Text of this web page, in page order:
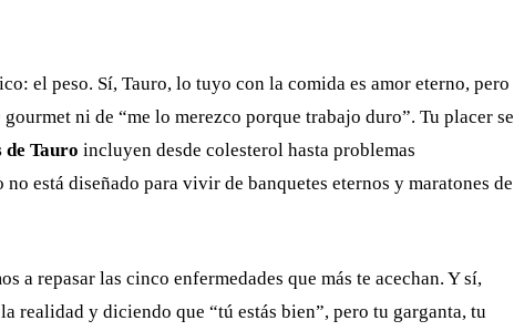
el peso. Sí, Tauro, lo tuyo con la comida es amor eterno, pero
ni de “me lo merezco porque trabajo duro”. Tu placer se
de Tauro incluyen desde colesterol hasta problemas
está diseñado para vivir de banquetes eternos y maratones de
a repasar las cinco enfermedades que más te acechan. Y sí,
realidad y diciendo que “tú estás bien”, pero tu garganta, tu